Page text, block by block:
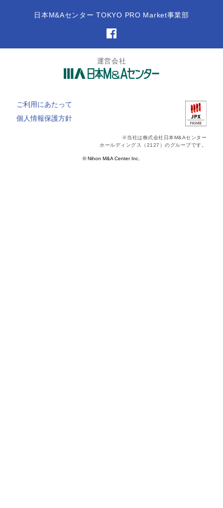
日本M&Aセンター TOKYO PRO Market事業部
運営会社
ご利用にあたって
個人情報保護方針
※当社は株式会社日本M&Aセンター
ホールディングス（2127）のグループです。
© Nihon M&A Center Inc.